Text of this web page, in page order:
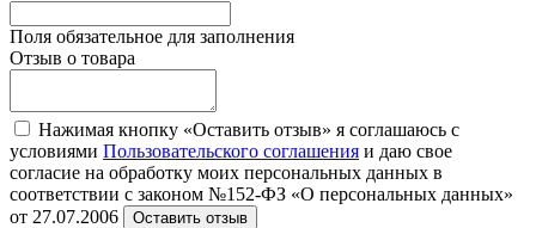
Поля обязательное для заполнения
Отзыв о товара
Нажимая кнопку «Оставить отзыв» я соглашаюсь с
условиями Пользовательского соглашения и даю свое
согласие на обработку моих персональных данных в
соответствии с законом №152-ФЗ «О персональных данных»
от 27.07.2006
Оставить отзыв